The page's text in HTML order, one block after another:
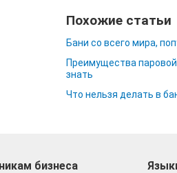
Похожие статьи
Бани со всего мира,
Преимущества
знать
Что нельзя делать в
бизнеса